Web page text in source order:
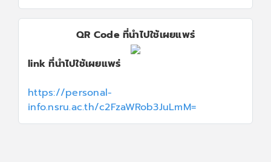
QR Code ที่นำไปใช้เผยแพร่
link ที่นำไปใช้เผยแพร่
https://personal-
info.nsru.ac.th/c2FzaWRob3JuLmM=